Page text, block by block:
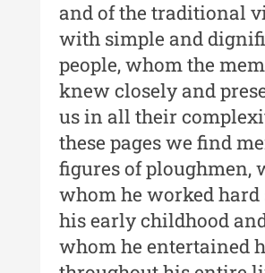
Anuarul Muzeului
Moldovei - XXII / 2022
Anuarul Muzeului
Moldovei - XXI / 2021
Anuarul Muzeului
Moldovei - XX / 2020
Indexul Complet
Buletinul Muzeului
and of the traditional
with simple and
people, whom the
knew closely and
us in all their
these pages we find
figures of ploughmen,
whom he worked hard
his early childhood
whom he entertained